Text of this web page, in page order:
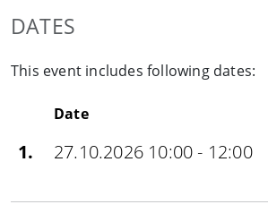
DATES
This event includes following dates:
Date
1. 27.10.2026 10:00 - 12:00